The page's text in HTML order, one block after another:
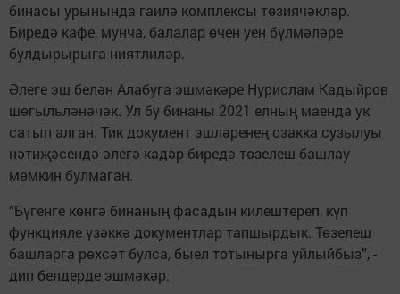
бинасы урынында гаилә комплексы төзиячәкләр.
Биредә кафе, мунча, балалар өчен уен бүлмәләре
булдырырыга ниятлиләр.
Әлеге эш белән Алабуга эшмәкәре Нурислам Кадыйров
шөгыльләнәчәк. Ул бу бинаны 2021 елның маенда ук
сатып алган. Тик документ эшләренең озакка сузылуы
нәтиҗәсендә әлегә кадәр биредә төзелеш башлау
мөмкин булмаган.
“Бүгенге көнгә бинаның фасадын килештереп, күп
функцияле үзәккә документлар тапшырдык. Төзелеш
башларга рөхсәт булса, быел тотынырга уйлыйбыз”, -
дип белдерде эшмәкәр.